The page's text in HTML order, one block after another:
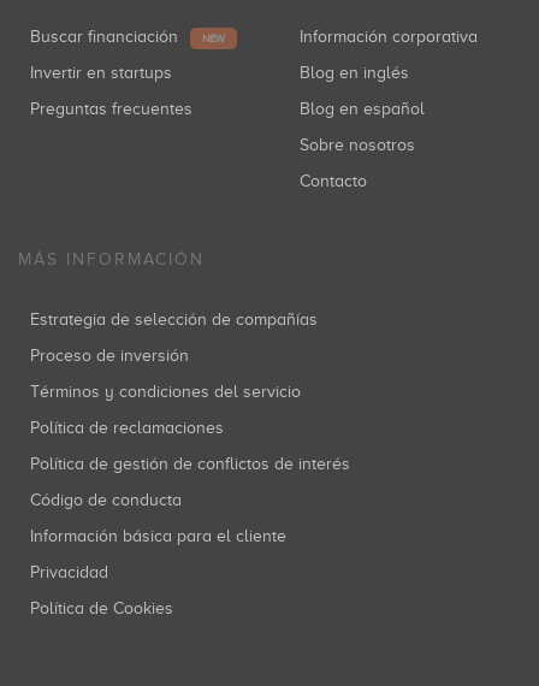
Buscar financiación NEW
Invertir en startups
Preguntas frecuentes
Información corporativa
Blog en inglés
Blog en español
Sobre nosotros
Contacto
MÁS INFORMACIÓN
Estrategia de selección de compañías
Proceso de inversión
Términos y condiciones del servicio
Política de reclamaciones
Política de gestión de conflictos de interés
Código de conducta
Información básica para el cliente
Privacidad
Política de Cookies